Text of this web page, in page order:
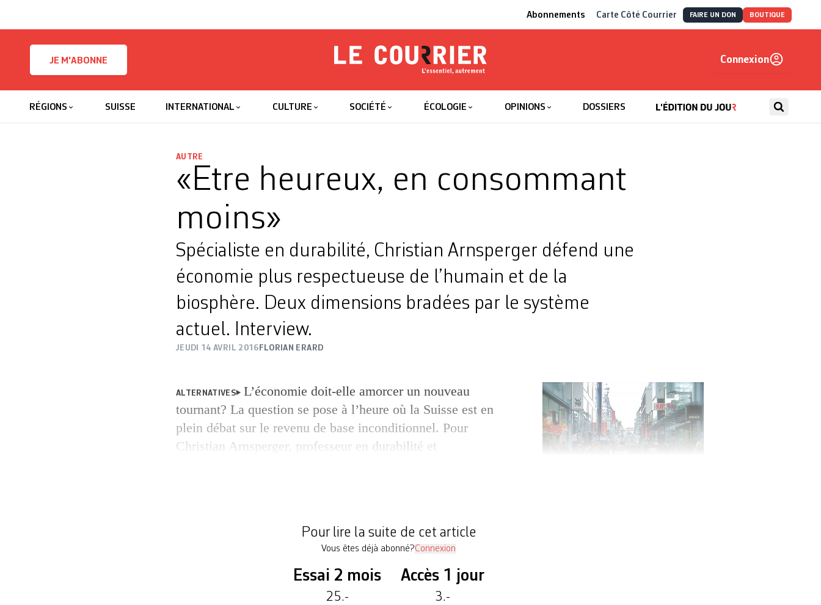
Abonnements Carte Côté Courrier FAIRE UN DON BOUTIQUE
JE M'ABONNE
Le Courrier
Connexion
RÉGIONS SUISSE INTERNATIONAL CULTURE SOCIÉTÉ ÉCOLOGIE OPINIONS DOSSIERS
AUTRE
«Etre heureux, en consommant
moins»
Spécialiste en durabilité, Christian Arnsperger défend une
économie plus respectueuse de l’humain et de la
biosphère. Deux dimensions bradées par le système
actuel. Interview.
JEUDI 14 AVRIL 2016 FLORIAN ERARD
ALTERNATIVES
L’économie doit-elle amorcer un nouveau
tournant? La question se pose à l’heure où la Suisse est en
plein débat sur le revenu de base inconditionnel. Pour
Christian Arnsperger, professeur en durabilité et
Pour lire la suite de cet article
Vous êtes déjà abonné?Connexion
Essai 2 mois
25.-
Accès 1 jour
3.-